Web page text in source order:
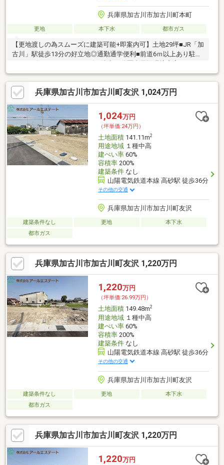
兵庫県加古川市加古川町本町
更地 本下水 都市ガス
【更地渡しの為スムーズに建築可能+即案内可】土地29坪■JR「加
古川」駅徒歩13分の好立地◎通勤通学便利■前道6ｍ以上あり駐車
兵庫県加古川市加古川町友沢 1,024万円
1,024万円
（坪単価:24万円）
土地面積141.11m2
用途地域１種中高
建ぺい率60%
容積率200%
建築条件なし
山陽電気鉄道本線 高砂駅 徒歩36分
その他の交通
兵庫県加古川市加古川町友沢
建築条件なし 更地
本下水
都市ガス
兵庫県加古川市加古川町友沢 1,220万円
1,220万円
（坪単価:26.99万円）
土地面積149.48m2
用途地域１種中高
建ぺい率60%
容積率200%
建築条件なし
山陽電気鉄道本線 高砂駅 徒歩36分
その他の交通
兵庫県加古川市加古川町友沢
建築条件なし 更地
本下水
都市ガス
兵庫県加古川市加古川町友沢 1,220万円
1,220万円